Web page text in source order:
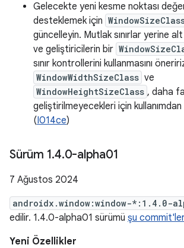
Gelecekte yeni kesme noktası
desteklemek için
güncelleyin. Mutlak sınırlar yerine alt
ve geliştiricilerin bir
sınır kontrollerini kullanmasını
WindowWidthSizeClass ve
WindowHeightSizeClass , daha
geliştirilmeyecekleri için kullanımdan
(I014ce)
Sürüm 1.4.0-alpha01
7 Ağustos 2024
androidx.window:window-*:1.4.0-
edilir. 1.4.0-alpha01 sürümü şu
Yeni Özellikler